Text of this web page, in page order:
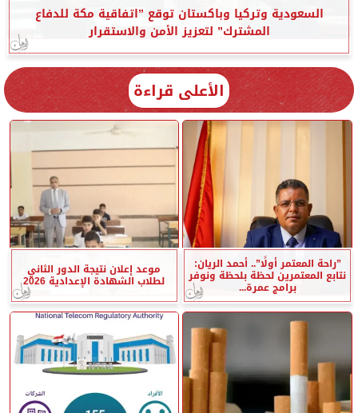
السعودية وتركيا وباكستان توقع ”اتفاقية مكة للدفاع
المشترك” لتعزيز الأمن والاستقرار
الأعلى قراءة
”راحة المعتمر أولًا”.. أحمد الريان:
نتابع المعتمرين لحظة بلحظة ونوفر
برامج عمرة...
موعد إعلان نتيجة الدور الثاني
لطلاب الشهادة الإعدادية 2026